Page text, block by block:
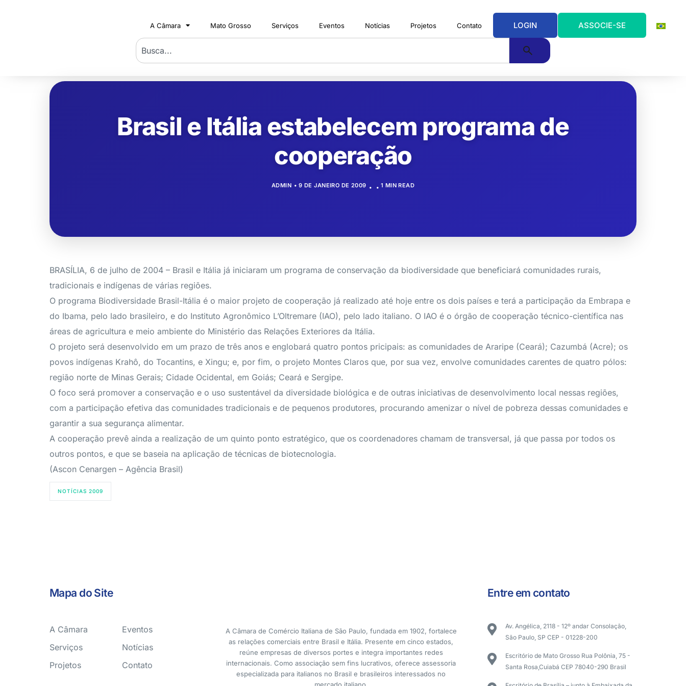
A Câmara Mato Grosso Serviços Eventos Notícias Projetos Contato LOGIN ASSOCIE-SE
Brasil e Itália estabelecem programa de
cooperação
ADMIN 9 DE JANEIRO DE 2009 1 MIN READ
BRASÍLIA, 6 de julho de 2004 – Brasil e Itália já iniciaram um programa de conservação da biodiversidade que beneficiará comunidades rurais,
tradicionais e indígenas de várias regiões.
O programa Biodiversidade Brasil-Itália é o maior projeto de cooperação já realizado até hoje entre os dois países e terá a participação da Embrapa e
do Ibama, pelo lado brasileiro, e do Instituto Agronômico L’Oltremare (IAO), pelo lado italiano. O IAO é o órgão de cooperação técnico-científica nas
áreas de agricultura e meio ambiente do Ministério das Relações Exteriores da Itália.
O projeto será desenvolvido em um prazo de três anos e englobará quatro pontos pricipais: as comunidades de Araripe (Ceará); Cazumbá (Acre); os
povos indígenas Krahô, do Tocantins, e Xingu; e, por fim, o projeto Montes Claros que, por sua vez, envolve comunidades carentes de quatro pólos:
região norte de Minas Gerais; Cidade Ocidental, em Goiás; Ceará e Sergipe.
O foco será promover a conservação e o uso sustentável da diversidade biológica e de outras iniciativas de desenvolvimento local nessas regiões,
com a participação efetiva das comunidades tradicionais e de pequenos produtores, procurando amenizar o nível de pobreza dessas comunidades e
garantir a sua segurança alimentar.
A cooperação prevê ainda a realização de um quinto ponto estratégico, que os coordenadores chamam de transversal, já que passa por todos os
outros pontos, e que se baseia na aplicação de técnicas de biotecnologia.
(Ascon Cenargen – Agência Brasil)
NOTÍCIAS 2009
Mapa do Site
A Câmara
Serviços
Projetos
Eventos
Notícias
Contato
A Câmara de Comércio Italiana de São Paulo, fundada em 1902, fortalece
as relações comerciais entre Brasil e Itália. Presente em cinco estados,
reúne empresas de diversos portes e integra importantes redes
internacionais. Como associação sem fins lucrativos, oferece assessoria
especializada para italianos no Brasil e brasileiros interessados no
Entre em contato
Av. Angélica, 2118 - 12º andar Consolação,
São Paulo, SP CEP - 01228-200
Escritório de Mato Grosso Rua Polônia, 75 -
Santa Rosa,Cuiabá CEP 78040-290 Brasil